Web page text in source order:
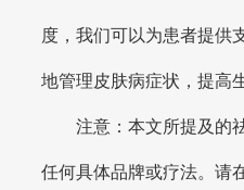
度，我们可以为患者提供
地管理皮肤病症状，提高
注意：本文所提及的祛
任何具体品牌或疗法。请